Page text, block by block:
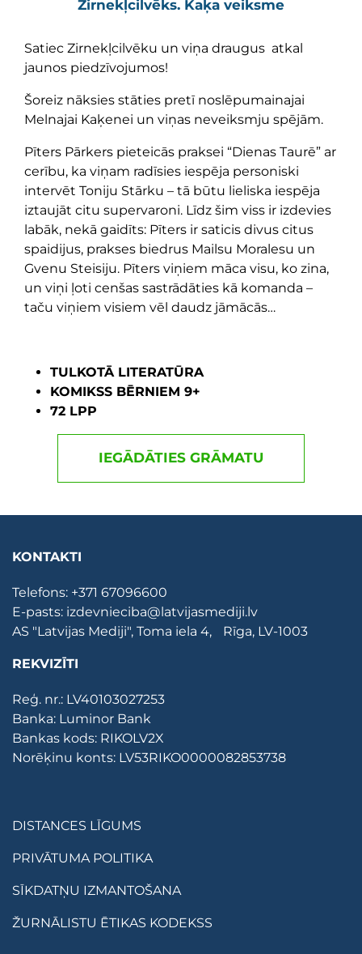
Zirnekļcilvēks. Kaķa veiksme
Satiec Zirnekļcilvēku un viņa draugus atkal
jaunos piedzīvojumos!
Šoreiz nāksies stāties pretī noslēpumainajai
Melnajai Kaķenei un viņas neveiksmju spējām.
Pīters Pārkers pieteicās praksei “Dienas Taurē” ar
cerību, ka viņam radīsies iespēja personiski
intervēt Toniju Stārku – tā būtu lieliska iespēja
iztaujāt citu supervaroni. Līdz šim viss ir izdevies
labāk, nekā gaidīts: Pīters ir saticis divus citus
spaidijus, prakses biedrus Mailsu Moralesu un
Gvenu Steisiju. Pīters viņiem māca visu, ko zina,
un viņi ļoti cenšas sastrādāties kā komanda –
taču viņiem visiem vēl daudz jāmācās…
TULKOTĀ LITERATŪRA
KOMIKSS BĒRNIEM 9+
72 LPP
IEGĀDĀTIES GRĀMATU
KONTAKTI
Telefons: +371 67096600
E-pasts: izdevnieciba@latvijasmediji.lv
AS "Latvijas Mediji", Toma iela 4, Rīga, LV-1003
REKVIZĪTI
Reģ. nr.: LV40103027253
Banka: Luminor Bank
Bankas kods: RIKOLV2X
Norēķinu konts: LV53RIKO0000082853738
DISTANCES LĪGUMS
PRIVĀTUMA POLITIKA
SĪKDATŅU IZMANTOŠANA
ŽURNĀLISTU ĒTIKAS KODEKSS